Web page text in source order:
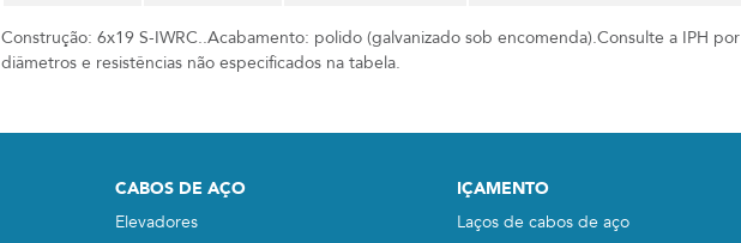
Construção: 6x19 S-IWRC..Acabamento: polido (galvanizado sob encomenda).Consulte a IPH por
diâmetros e resistências não especificados na tabela.
CABOS DE AÇO
Elevadores
IÇAMENTO
Laços de cabos de aço